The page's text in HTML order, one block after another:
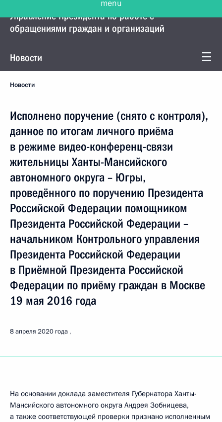
Управление Президента по работе с
обращениями граждан и организаций
Новости
Новости
Исполнено поручение (снято с контроля),
данное по итогам личного приёма
в режиме видео-конференц-связи
жительницы Ханты-Мансийского
автономного округа – Югры,
проведённого по поручению Президента
Российской Федерации помощником
Президента Российской Федерации –
начальником Контрольного управления
Президента Российской Федерации
в Приёмной Президента Российской
Федерации по приёму граждан в Москве
19 мая 2016 года
8 апреля 2020 года
На основании доклада заместителя Губернатора Ханты-
Мансийского автономного округа Андрея Зобницева,
а также соответствующей проверки признано исполненным